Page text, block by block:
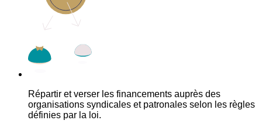
Répartir et verser les financements auprès des
organisations syndicales et patronales selon les règles
définies par la loi.